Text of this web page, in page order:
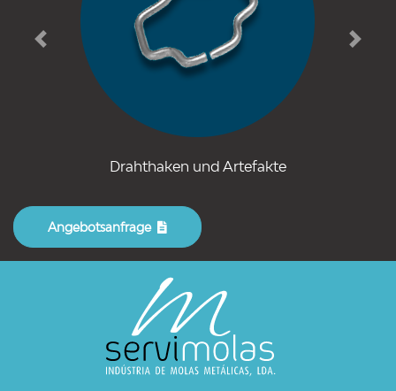
Drahthaken und Artefakte
Previous Next
Angebotsanfrage